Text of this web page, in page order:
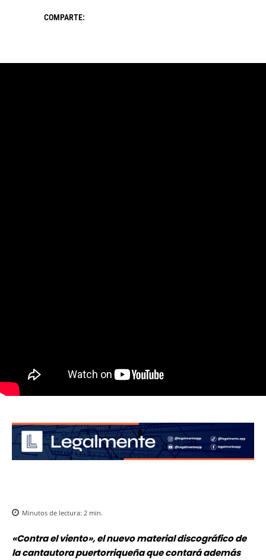
COMPARTE:
Minutos de lectura: 2 min.
«Contra el viento», el nuevo material discográfico de
la cantautora puertorriqueña que contará además